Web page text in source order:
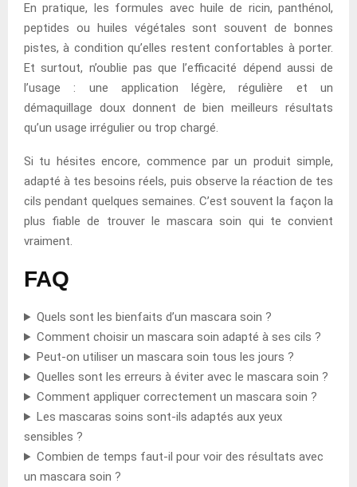
En pratique, les formules avec huile de ricin, panthénol,
peptides ou huiles végétales sont souvent de bonnes
pistes, à condition qu’elles restent confortables à porter.
Et surtout, n’oublie pas que l’efficacité dépend aussi de
l’usage : une application légère, régulière et un
démaquillage doux donnent de bien meilleurs résultats
qu’un usage irrégulier ou trop chargé.
Si tu hésites encore, commence par un produit simple,
adapté à tes besoins réels, puis observe la réaction de tes
cils pendant quelques semaines. C’est souvent la façon la
plus fiable de trouver le mascara soin qui te convient
vraiment.
FAQ
Quels sont les bienfaits d’un mascara soin ?
Comment choisir un mascara soin adapté à ses cils ?
Peut-on utiliser un mascara soin tous les jours ?
Quelles sont les erreurs à éviter avec le mascara soin ?
Comment appliquer correctement un mascara soin ?
Les mascaras soins sont-ils adaptés aux yeux
sensibles ?
Combien de temps faut-il pour voir des résultats avec
un mascara soin ?